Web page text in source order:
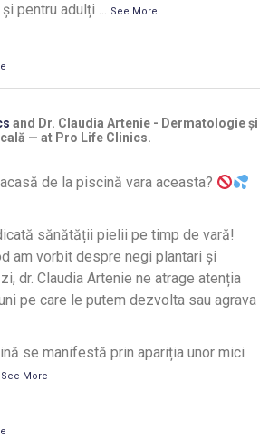
pentru adulți ... See More
and Dr. Claudia Artenie - Dermatologie și
— at Pro Life Clinics.
de la piscină vara aceasta?
sănătății pielii pe timp de vară!
am vorbit despre negi plantari și
dr. Claudia Artenie ne atrage atenția
pe care le putem dezvolta sau agrava
se manifestă prin apariția unor mici
See More